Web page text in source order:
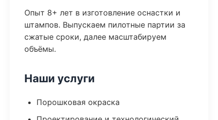
Опыт 8+ лет в изготовление оснастки и
штампов. Выпускаем пилотные партии за
сжатые сроки, далее масштабируем
объёмы.
Наши услуги
Порошковая окраска